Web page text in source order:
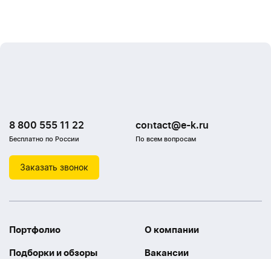
8 800 555 11 22
Бесплатно по России
contact@e-k.ru
По всем вопросам
Заказать звонок
Портфолио
Подборки и обзоры
О компании
Вакансии